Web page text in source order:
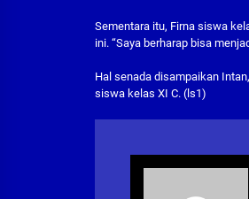
Sementara itu, Firna siswa
ini. “Saya berharap bisa
Hal senada disampaikan
siswa kelas XI C. (ls1)